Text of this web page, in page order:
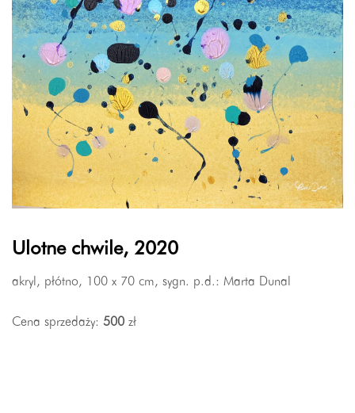
Ulotne chwile, 2020
akryl, płótno, 100 x 70 cm, sygn. p.d.: Marta Dunal
Cena sprzedaży: 500 zł